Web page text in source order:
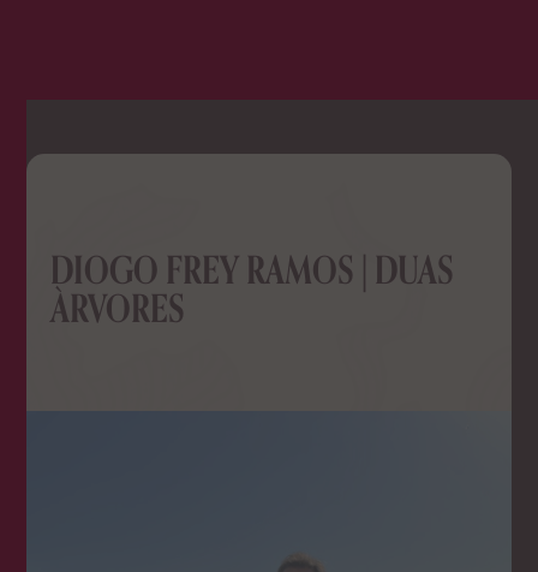
DIOGO FREY RAMOS | DUAS
ÀRVORES